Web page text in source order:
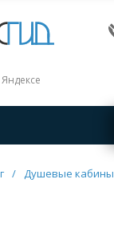
/ Душевые кабины